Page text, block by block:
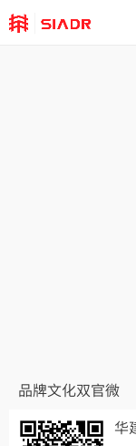
品牌文化双官微
华